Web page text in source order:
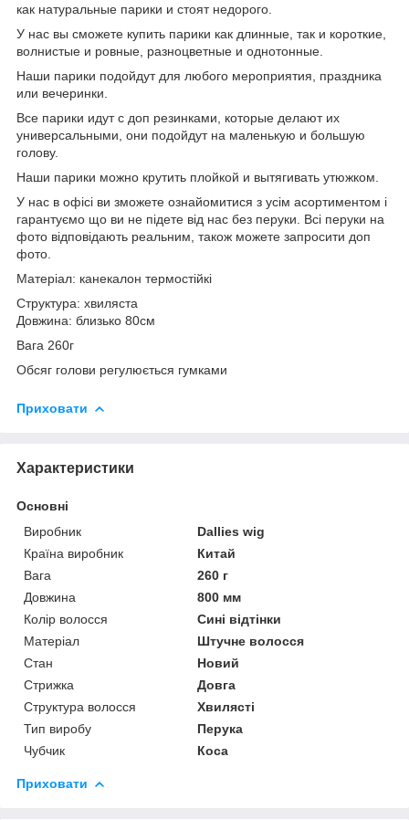
как натуральные парики и стоят недорого.
У нас вы сможете купить парики как длинные, так и короткие,
волнистые и ровные, разноцветные и однотонные.
Наши парики подойдут для любого мероприятия, праздника
или вечеринки.
Все парики идут с доп резинками, которые делают их
универсальными, они подойдут на маленькую и большую
голову.
Наши парики можно крутить плойкой и вытягивать утюжком.
У нас в офісі ви зможете ознайомитися з усім асортиментом і
гарантуємо що ви не підете від нас без перуки. Всі перуки на
фото відповідають реальним, також можете запросити доп
фото.
Матеріал: канекалон термостійкі
Структура: хвиляста
Довжина: близько 80см
Вага 260г
Обсяг голови регулюється гумками
Приховати
Характеристики
Основні
Виробник
Dallies wig
Країна виробник
Китай
Вага
260 г
Довжина
800 мм
Колір волосся
Сині відтінки
Матеріал
Штучне волосся
Стан
Новий
Стрижка
Довга
Структура волосся
Хвилясті
Тип виробу
Перука
Чубчик
Коса
Приховати